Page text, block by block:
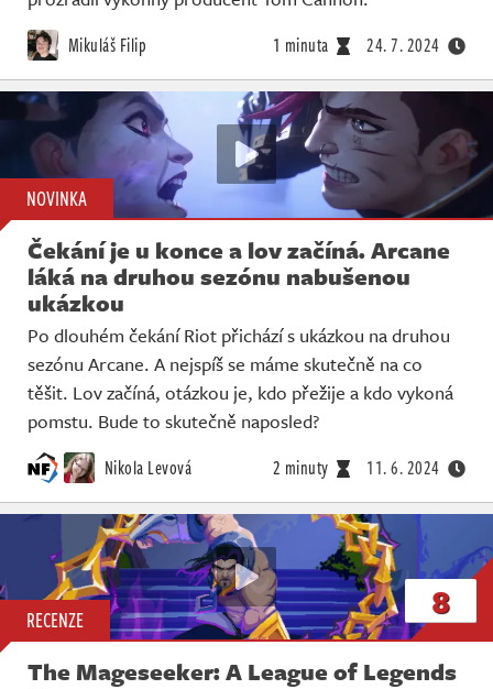
Mikuláš Filip 1 minuta 24. 7. 2024
NOVINKA
Čekání je u konce a lov začíná. Arcane
láká na druhou sezónu nabušenou
ukázkou
Po dlouhém čekání Riot přichází s ukázkou na druhou
sezónu Arcane. A nejspíš se máme skutečně na co
těšit. Lov začíná, otázkou je, kdo přežije a kdo vykoná
pomstu. Bude to skutečně naposled?
Nikola Levová 2 minuty 11. 6. 2024
RECENZE 8
The Mageseeker: A League of Legends